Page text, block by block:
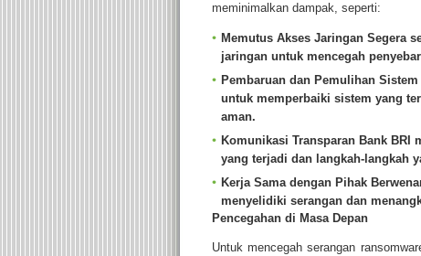
meminimalkan dampak, seperti:
Memutus Akses Jaringan Segera
jaringan untuk mencegah
Pembaruan dan Pemulihan Sistem
untuk memperbaiki sistem yang
aman.
Komunikasi Transparan Bank BRI
yang terjadi dan langkah-langkah
Kerja Sama dengan Pihak
menyelidiki serangan dan
Pencegahan di Masa Depan
Untuk mencegah serangan